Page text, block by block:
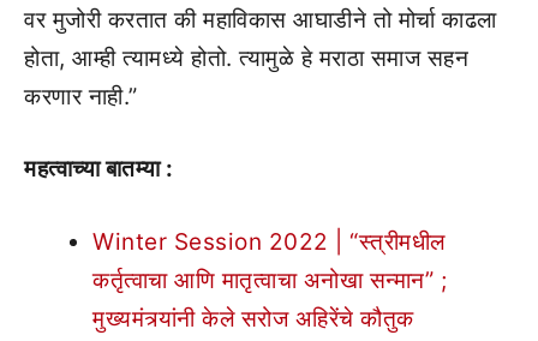
वर मुजोरी करतात की महाविकास आघाडीने तो मोर्चा काढला
होता, आम्ही त्यामध्ये होतो. त्यामुळे हे मराठा समाज सहन
करणार नाही.”
महत्वाच्या बातम्या :
Winter Session 2022 | “स्त्रीमधील
कर्तृत्वाचा आणि मातृत्वाचा अनोखा सन्मान” ;
मुख्यमंत्र्यांनी केले सरोज अहिरेंचे कौतुक